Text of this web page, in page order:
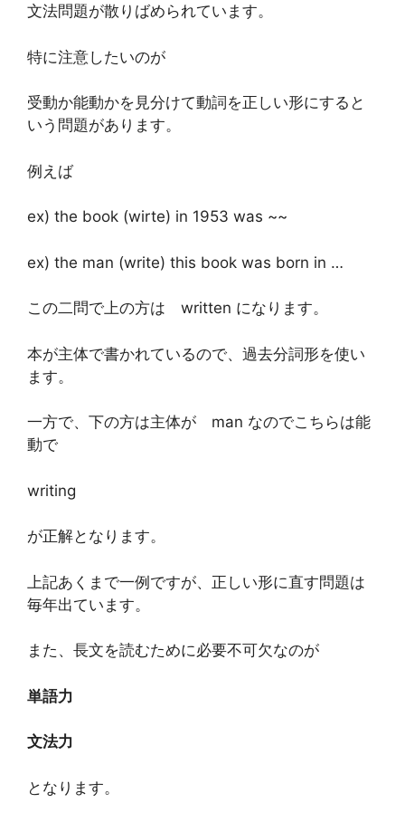
文法問題が散りばめられています。
特に注意したいのが
受動か能動かを見分けて動詞を正しい形にすると
いう問題があります。
例えば
ex) the book (wirte) in 1953 was ~~
ex) the man (write) this book was born in …
この二問で上の方は written になります。
本が主体で書かれているので、過去分詞形を使い
ます。
一方で、下の方は主体が man なのでこちらは能
動で
writing
が正解となります。
上記あくまで一例ですが、正しい形に直す問題は
毎年出ています。
また、長文を読むために必要不可欠なのが
単語力
文法力
となります。